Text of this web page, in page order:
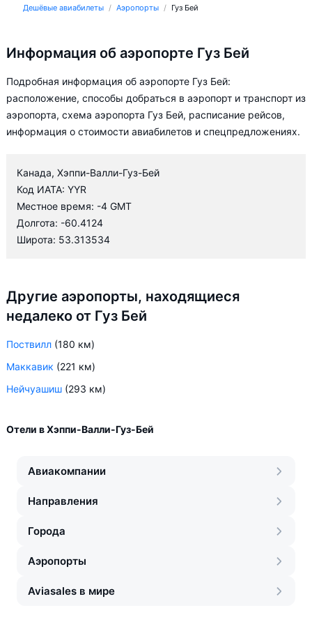
Дешёвые авиабилеты Аэропорты Гуз Бей
Информация об аэропорте Гуз Бей
Подробная информация об аэропорте Гуз Бей:
расположение, способы добраться в аэропорт и транспорт из
аэропорта, схема аэропорта Гуз Бей, расписание рейсов,
информация о стоимости авиабилетов и спецпредложениях.
Канада, Хэппи-Валли-Гуз-Бей
Код ИАТА: YYR
Местное время: -4 GMT
Долгота: -60.4124
Широта: 53.313534
Другие аэропорты, находящиеся
недалеко от Гуз Бей
Поствилл (180 км)
Маккавик (221 км)
Нейчуашиш (293 км)
Отели в Хэппи-Валли-Гуз-Бей
Авиакомпании
Направления
Города
Аэропорты
Aviasales в мире